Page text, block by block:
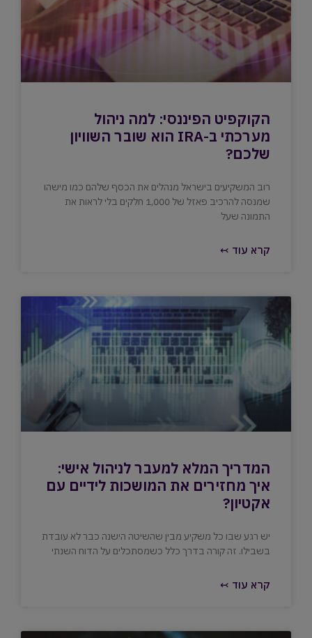
הקוקפיט הפיננסי: למה ניהול
מערכתי ב-IRA הוא שובר השוויון
שלכם?
רוב המשקיעים בישראל מנהלים את הכסף שלהם כמו מישהו
שמנסה להרכיב פאזל של 1,000 חלקים בלי לראות את
התמונה שעל
קרא עוד ↢
המדריך המלא למעבר לניהול אישי:
איך מחזירים את המושכות לידיים עם
אקטיון?
יש רגע שבו כל משקיע מבין שהשיטה הישנה כבר לא עובדת
בשבילו. זה קורה בדרך כלל כשמסתכלים על הדוח השנתי
קרא עוד ↢